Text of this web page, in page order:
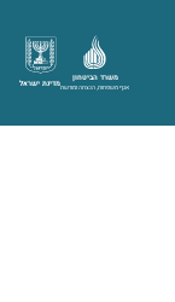
מדינת ישראל
משרד הביטחון
אגף משפחות, הנצחה ומורשת